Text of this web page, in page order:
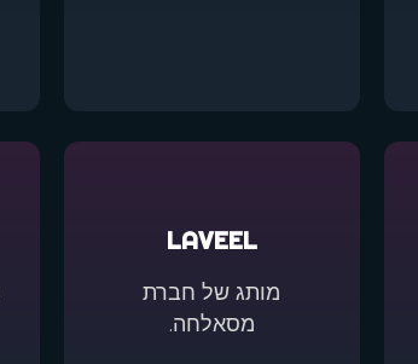
LAVEEL
מותג של חברת
מסאלחה.